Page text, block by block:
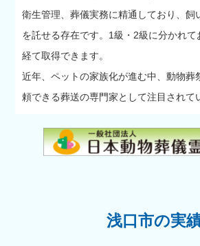
衛生管理、葬儀実務に精通しており、飼
を託せる存在です。1級・2級に分かれて
経て取得できます。
近年、ペットの家族化が進む中、動物葬
頼できる葬送の専門家として注目されて
浅口市の実